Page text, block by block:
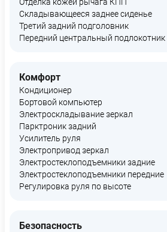
Складывающееся заднее сиденье
Третий задний подголовник
Передний центральный подлокотник
Комфорт
Кондиционер
Бортовой компьютер
Электроскладывание зеркал
Парктроник задний
Усилитель руля
Электропривод зеркал
Электростеклоподъемники задние
Электростеклоподъемники передние
Регулировка руля по высоте
Безопасность